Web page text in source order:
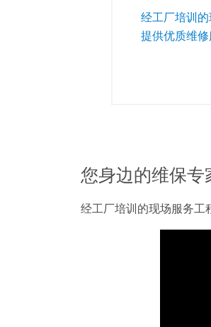
经工厂培训
提供优质维修
您身边的维保专
经工厂培训的现场服务工